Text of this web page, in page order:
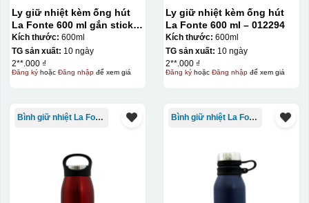
Ly giữ nhiệt kèm ống hút
La Fonte 600 ml gắn sticker
– 012294
Kích thước: 600ml
TG sản xuất: 10 ngày
2**.000 ₫
Đăng kýhoặc Đăng nhậpđể xem giá
Ly giữ nhiệt kèm ống hút
La Fonte 600 ml – 012294
Kích thước: 600ml
TG sản xuất: 10 ngày
2**.000 ₫
Đăng kýhoặc Đăng nhậpđể xem giá
Bình giữ nhiệt La Fonte Bình giữ nhiệt La Fonte